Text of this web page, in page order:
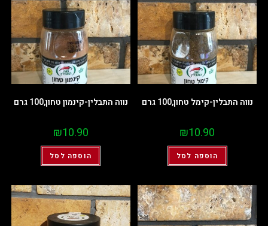
נווה התבלין-קימל טחון,100 גרם
₪10.90
הוספה לסל
נווה התבלין-קינמון טחון,100 גרם
₪10.90
הוספה לסל